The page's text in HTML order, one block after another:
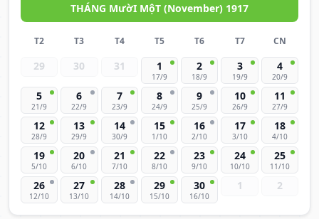
THÁNG MườI MộT (November) 1917
T2 T3 T4 T5 T6 T7 CN
29 30 31 1
17/9
2
18/9
3
19/9
4
20/9
5
21/9
6
22/9
7
23/9
8
24/9
9
25/9
10
26/9
11
27/9
12
28/9
13
29/9
14
30/9
15
1/10
16
2/10
17
3/10
18
4/10
19
5/10
20
6/10
21
7/10
22
8/10
23
9/10
24
10/10
25
11/10
26
12/10
27
13/10
28
14/10
29
15/10
30
16/10
1 2